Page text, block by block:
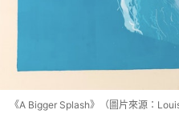
《A Bigger Splash》（圖片來源：